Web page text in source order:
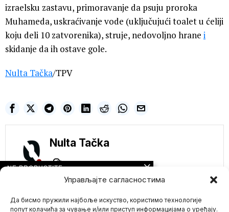
Управљајте сагласностима
Да бисмо пружили најбоље искуство, користимо технологије
попут колачића за чување и/или приступ информацијама о уређају.
izraelsku zastavu, primoravanje da psuju proroka
Muhameda, uskraćivanje vode (uključujući toalet u ćeliji
koju deli 10 zatvorenika), struje, nedovoljno hrane i
skidanje da ih ostave gole.
Nulta Tačka/TPV
Nulta Tačka
NE PROPUSTITE
Чекајући ЕУ, Балкан
Европска унија,